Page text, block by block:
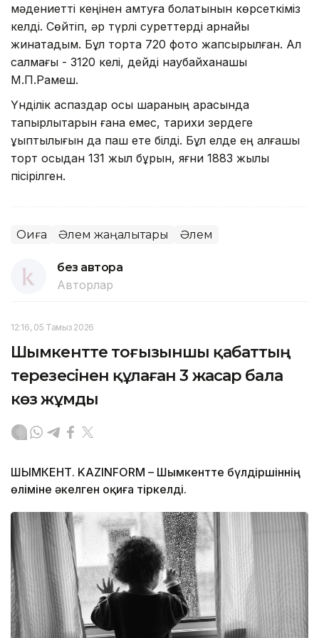
мәдениетті кеңінен қамтуға болатынын көрсеткіміз
келді. Сөйтіп, әр түрлі суреттерді арнайы
жинақтадым. Бұл тортқа 720 фото жапсырылған. Ал
салмағы - 3120 келі, дейді наубайханашы
М.П.Рамеш.
Үнділік аспаздар осы шараның арқасында
тапқырлықтарын ғана емес, тарихи зердеге
ұқыптылығын да паш ете білді. Бұл елде ең алғашқы
торт осыдан 131 жыл бұрын, яғни 1883 жылы
пісірілген.
Оқиға Әлем жаңалықтары Әлем
без автора
Авторлар
12:16, 05 Тамыз 2026
Шымкентте тоғызыншы қабаттың
терезесінен құлаған 3 жасар бала
көз жұмды
ШЫМКЕНТ. KAZINFORM – Шымкентте бүлдіршіннің
өліміне әкелген оқиға тіркелді.